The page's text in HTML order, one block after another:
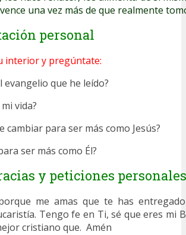
una vez más de que realmente
personal
interior y pregúntate:
evangelio que he leído?
vida?
cambiar para ser más como Jesús?
ser más como Él?
y peticiones personales
me amas que te has
Tengo fe en Ti, sé que eres mi
cristiano que. Amén